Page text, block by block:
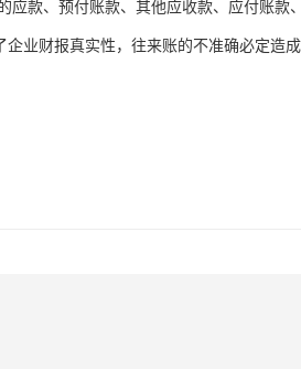
应款、预付账款、其他应收款、应付账款
业财报真实性，往来账的不准确必定造成